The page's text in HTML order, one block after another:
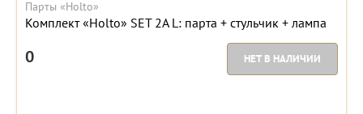
Парты «Holto»
Комплект «Holto» SET 2A L: парта + стульчик + лампа
0 НЕТ В НАЛИЧИИ